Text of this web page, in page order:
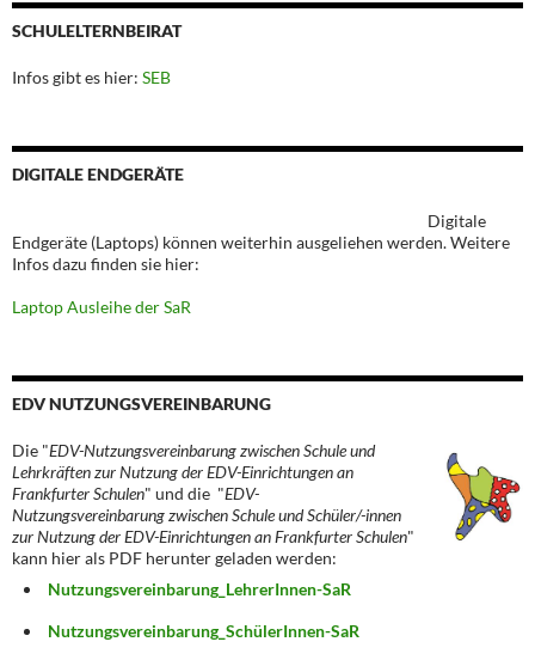
SCHULELTERNBEIRAT
Infos gibt es hier: SEB
DIGITALE ENDGERÄTE
Digitale
Endgeräte (Laptops) können weiterhin ausgeliehen werden. Weitere
Infos dazu finden sie hier:
Laptop Ausleihe der SaR
EDV NUTZUNGSVEREINBARUNG
Die "EDV-Nutzungsvereinbarung zwischen Schule und
Lehrkräften zur Nutzung der EDV-Einrichtungen an
Frankfurter Schulen" und die "EDV-
Nutzungsvereinbarung zwischen Schule und Schüler/-innen
zur Nutzung der EDV-Einrichtungen an Frankfurter Schulen"
kann hier als PDF herunter geladen werden:
Nutzungsvereinbarung_LehrerInnen-SaR
Nutzungsvereinbarung_SchülerInnen-SaR